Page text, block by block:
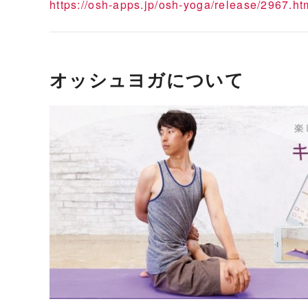
https://osh-apps.jp/osh-yoga/release/
オッシュヨガについて